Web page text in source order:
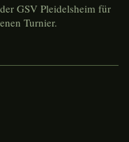
GSV Pleidelsheim für
Turnier.